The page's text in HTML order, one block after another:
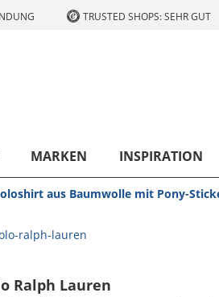
TRUSTED SHOPS: SEHR GUT
MARKEN INSPIRATION
aus Baumwolle mit Pony-
Ralph Lauren